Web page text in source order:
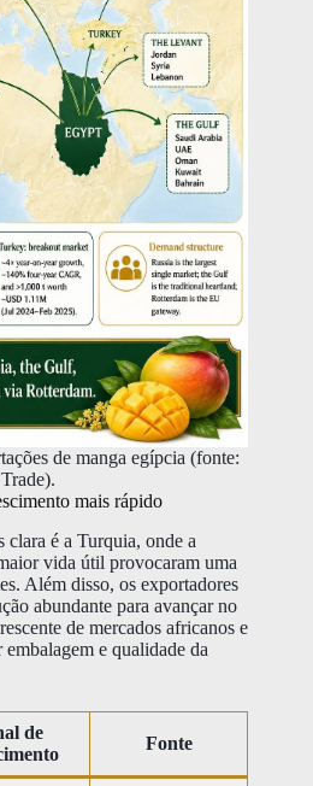
de manga egípcia (fonte:
mais rápido
clara é a Turquia, onde a
vida útil provocaram uma
Além disso, os exportadores
abundante para avançar no
de mercados africanos e
e qualidade da
de
Fonte